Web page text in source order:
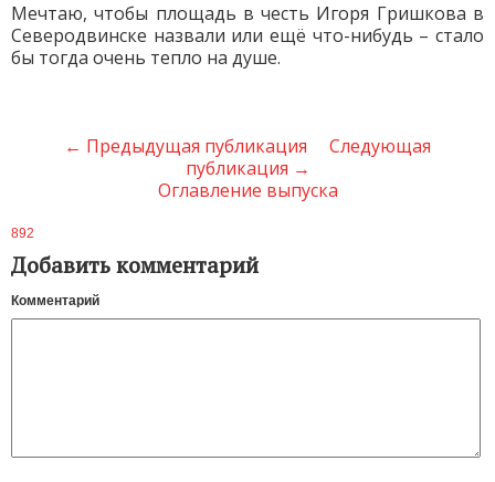
Мечтаю, чтобы площадь в честь Игоря Гришкова в
Северодвинске назвали или ещё что-нибудь – стало
бы тогда очень тепло на душе.
← Предыдущая публикация
Следующая
публикация →
Оглавление выпуска
892
Добавить комментарий
Комментарий